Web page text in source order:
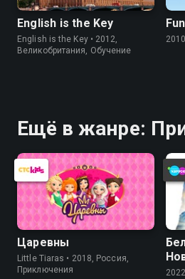
English is the Key
English is the Key • 2012,
Великобритания, Обучение
Ещё в жанре:
Царевны
Little Tiaras • 2018, Россия,
Приключения